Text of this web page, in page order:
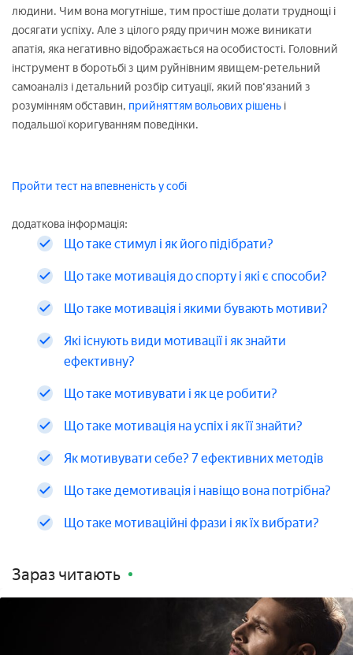
людини. Чим вона могутніше, тим простіше долати труднощі і
досягати успіху. Але з цілого ряду причин може виникати
апатія, яка негативно відображається на особистості. Головний
інструмент в боротьбі з цим руйнівним явищем-ретельний
самоаналіз і детальний розбір ситуації, який пов'язаний з
розумінням обставин, прийняттям вольових рішень і
подальшої коригуванням поведінки.
Пройти тест на впевненість у собі
додаткова інформація:
Що таке стимул і як його підібрати?
Що таке мотивація до спорту і які є способи?
Що таке мотивація і якими бувають мотиви?
Які існують види мотивації і як знайти
ефективну?
Що таке мотивувати і як це робити?
Що таке мотивація на успіх і як її знайти?
Як мотивувати себе? 7 ефективних методів
Що таке демотивація і навіщо вона потрібна?
Що таке мотиваційні фрази і як їх вибрати?
Зараз читають